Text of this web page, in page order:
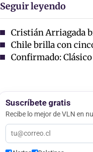
Seguir leyendo
Cristián Arriagada
Chile brilla con
Confirmado:
Suscríbete gratis
Recibe lo mejor de VLN en